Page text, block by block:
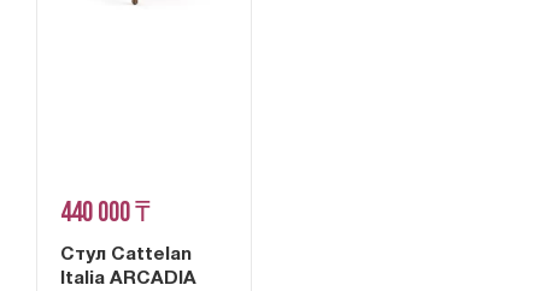
440 000 ₸
Стул Cattelan
Italia ARCADIA